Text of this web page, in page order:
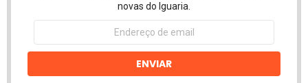
novas do Iguaria.
Endereço
email
ENVIAR